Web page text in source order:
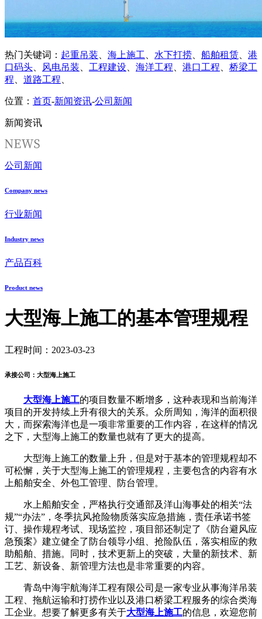
热门关键词： 起重吊装、 海上施工、 水下打捞、 船舶租赁、 港
口码头、 风电吊装、 工程建设、 海洋工程、 港口工程、 桥梁工
程、 道路工程、
位置： 首页-新闻资讯-公司新闻
新闻资讯
公司新闻
Company news
行业新闻
Industry news
产品百科
Product news
大型海上施工的基本管理规程
工程时间：2023-03-23
承接公司：大型海上施工
大型海上施工的项目数量不断增多，这种表现和当前海洋
项目的开发持续上升有很大的关系。众所周知，海洋的面积很
大，而探索海洋也是一项非常重要的工作内容，在这样的情况
之下，大型海上施工的数量也就有了更大的提高。
大型海上施工的数量上升，但是对于基本的管理规程却不
可松懈，关于大型海上施工的管理规程，主要包含的内容有水
上船舶安全、外包工管理、防台管理。
水上船舶安全，严格执行交通部及洋山海事处的相关“法
规”“办法”，冬季抗风抢险物质落实应急措施，责任承诺书签
订、操作规程考试、现场监控，项目部还制定了《防台避风应
急预案》建立健全了防台领导小组、抢险队伍，落实相应的救
助船舶、措施。同时，技术更新上的突破，大量的新技术、新
工艺、新设备、新管理方法也是非常重要的内容。
青岛中海宇航海洋工程有限公司是一家专业从事海洋吊装
工程、拖航运输和打捞作业以及港口桥梁工程服务的综合类海
工企业。想要了解更多有关于大型海上施工的信息，欢迎您前